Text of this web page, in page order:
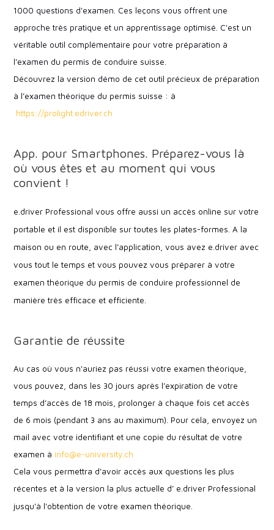
1000 questions d'examen. Ces leçons vous offrent une
approche très pratique et un apprentissage optimisé. C'est un
véritable outil complémentaire pour votre préparation à
l’examen du permis de conduire suisse.
Découvrez la version démo de cet outil précieux de préparation
à l’examen théorique du permis suisse : à
https://prolight.edriver.ch
App. pour Smartphones. Préparez-vous là
où vous êtes et au moment qui vous
convient !
e.driver Professional vous offre aussi un accès online sur votre
portable et il est disponible sur toutes les plates-formes. A la
maison ou en route, avec l’application, vous avez e.driver avec
vous tout le temps et vous pouvez vous préparer à votre
examen théorique du permis de conduire professionnel de
manière très efficace et efficiente.
Garantie de réussite
Au cas où vous n'auriez pas réussi votre examen théorique,
vous pouvez, dans les 30 jours après l’expiration de votre
temps d’accès de 18 mois, prolonger à chaque fois cet accès
de 6 mois (pendant 3 ans au maximum). Pour cela, envoyez un
mail avec votre identifiant et une copie du résultat de votre
examen à info@e-university.ch
Cela vous permettra d’avoir accès aux questions les plus
récentes et à la version la plus actuelle d’ e.driver Professional
jusqu'à l'obtention de votre examen théorique